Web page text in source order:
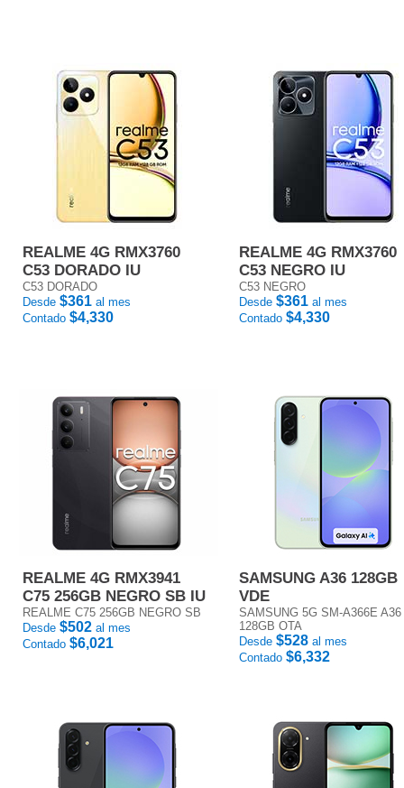
REALME 4G RMX3760
C53 DORADO IU
C53 DORADO
Desde $361 al mes
Contado $4,330
REALME 4G RMX3760
C53 NEGRO IU
C53 NEGRO
Desde $361 al mes
Contado $4,330
REALME 4G RMX3941
C75 256GB NEGRO SB IU
REALME C75 256GB NEGRO SB
Desde $502 al mes
Contado $6,021
SAMSUNG A36 128GB
VDE
SAMSUNG 5G SM-A366E A36
128GB OTA
Desde $528 al mes
Contado $6,332